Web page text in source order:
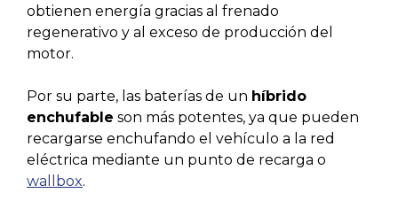
obtienen energía gracias al frenado
regenerativo y al exceso de producción del
motor.
Por su parte, las baterías de un híbrido
enchufable son más potentes, ya que pueden
recargarse enchufando el vehículo a la red
eléctrica mediante un punto de recarga o
wallbox.